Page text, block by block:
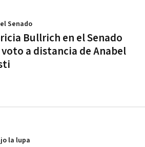
Bullrich en el Senado
a distancia de Anabel
Senado
la lupa